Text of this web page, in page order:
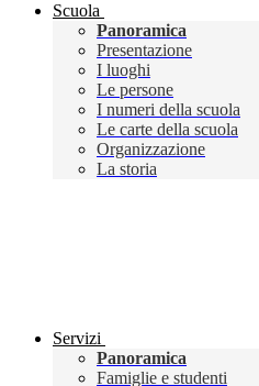
Scuola
Panoramica
Presentazione
I luoghi
Le persone
I numeri della scuola
Le carte della scuola
Organizzazione
La storia
Servizi
Panoramica
Famiglie e studenti